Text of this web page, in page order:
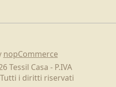
nopCommerce
Tessil Casa - P.IVA
Tutti i diritti riservati